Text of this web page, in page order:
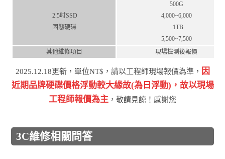
2.5吋SSD
固態硬碟
500G
4,000~6,000
1TB
5,500~7,500
其他維修項目
現場檢測後報價
2025.12.18更新，單位NT$，請以工程師現場報價為準， 因
近期品牌硬碟價格浮動較⼤緣故(為⽇浮動)，故以現場
⼯程師報價為主 ，敬請⾒諒！感謝您
3C維修相關問答